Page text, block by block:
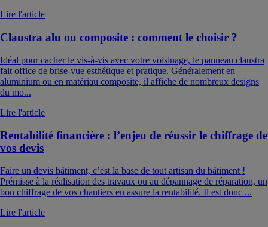
Lire l'article
Claustra alu ou composite : comment le choisir ?
Idéal pour cacher le vis-à-vis avec votre voisinage, le panneau claustra
fait office de brise-vue esthétique et pratique. Généralement en
aluminium ou en matériau composite, il affiche de nombreux designs
du mo...
Lire l'article
Rentabilité financière : l’enjeu de réussir le chiffrage de
vos devis
Faire un devis bâtiment, c’est la base de tout artisan du bâtiment !
Prémisse à la réalisation des travaux ou au dépannage de réparation, un
bon chiffrage de vos chantiers en assure la rentabilité. Il est donc ...
Lire l'article